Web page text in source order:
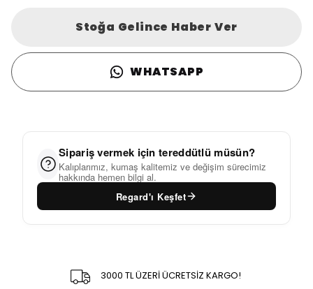
Stoğa Gelince Haber Ver
WHATSAPP
Sipariş vermek için tereddütlü müsün?
Kalıplarımız, kumaş kalitemiz ve değişim sürecimiz
hakkında hemen bilgi al.
Regard'ı Keşfet
3000 TL ÜZERİ ÜCRETSİZ KARGO!